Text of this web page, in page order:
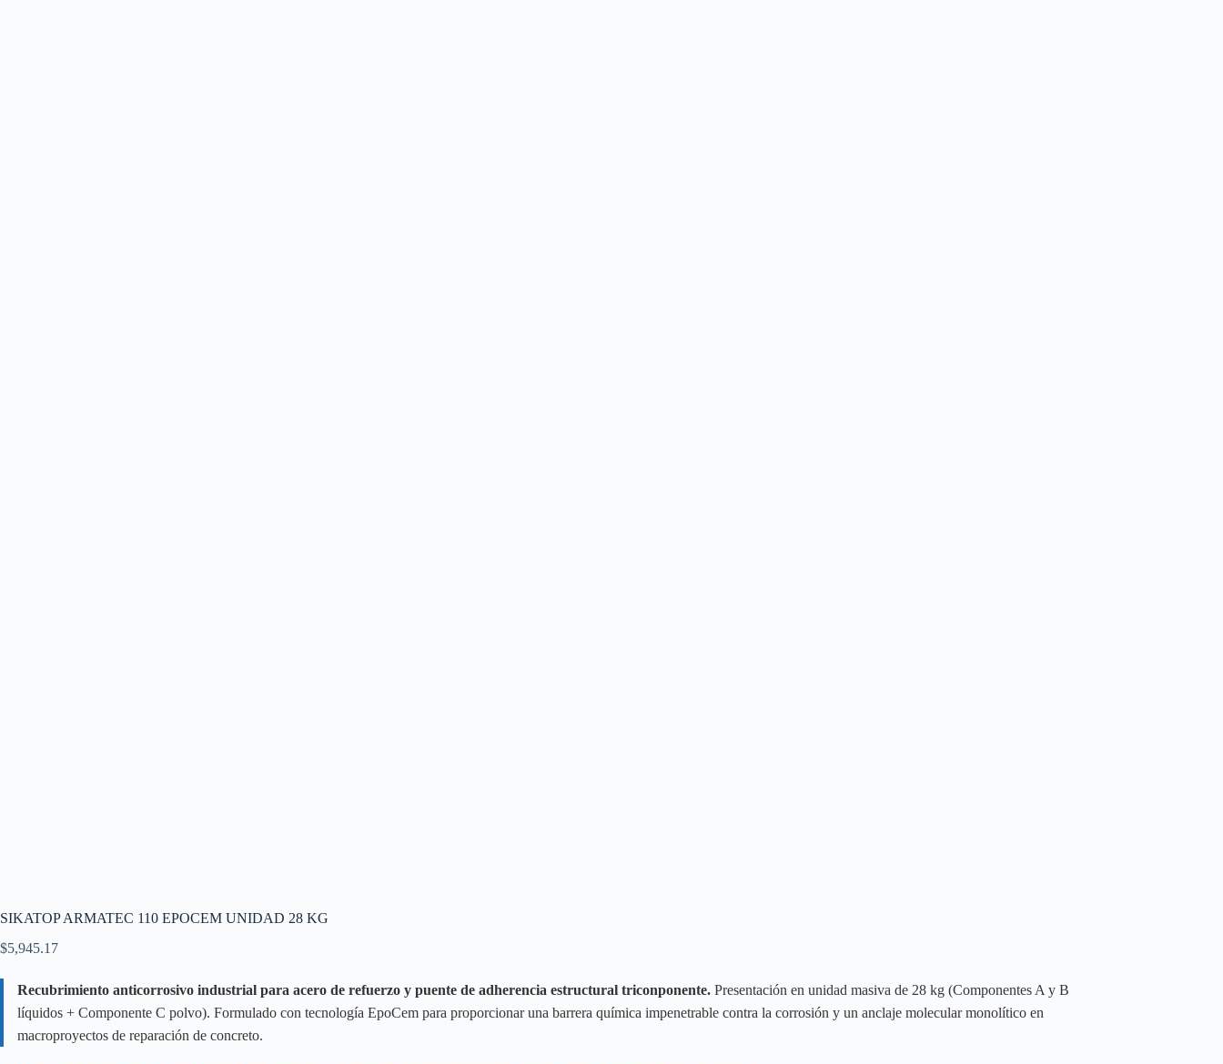
SIKATOP ARMATEC 110 EPOCEM UNIDAD 28 KG
$5,945.17
Recubrimiento anticorrosivo industrial para acero de refuerzo y puente de adherencia estructural triconponente. Presentación en unidad masiva de 28 kg (Componentes A y B
líquidos + Componente C polvo). Formulado con tecnología EpoCem para proporcionar una barrera química impenetrable contra la corrosión y un anclaje molecular monolítico en
macroproyectos de reparación de concreto.